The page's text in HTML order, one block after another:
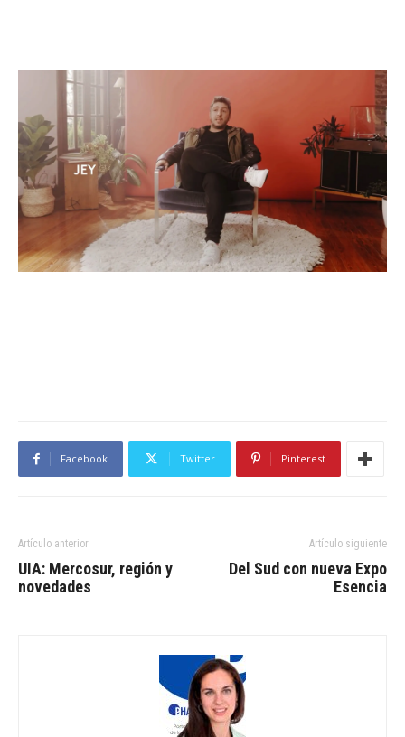
Facebook Twitter Pinterest
Artículo anterior
UIA: Mercosur, región y
novedades
Artículo siguiente
Del Sud con nueva Expo
Esencia